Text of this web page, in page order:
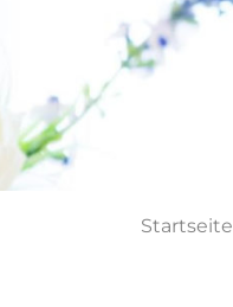
Startseite